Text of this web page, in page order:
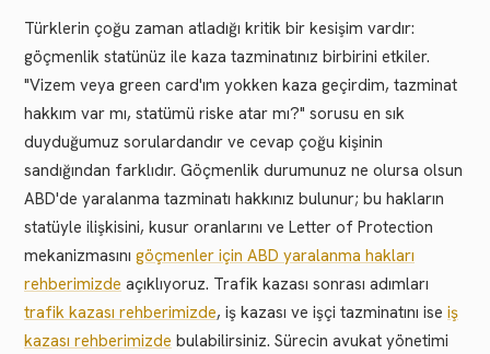
Türklerin çoğu zaman atladığı kritik bir kesişim vardır:
göçmenlik statünüz ile kaza tazminatınız birbirini etkiler.
"Vizem veya green card'ım yokken kaza geçirdim, tazminat
hakkım var mı, statümü riske atar mı?" sorusu en sık
duyduğumuz sorulardandır ve cevap çoğu kişinin
sandığından farklıdır. Göçmenlik durumunuz ne olursa olsun
ABD'de yaralanma tazminatı hakkınız bulunur; bu hakların
statüyle ilişkisini, kusur oranlarını ve Letter of Protection
mekanizmasını göçmenler için ABD yaralanma hakları
rehberimizde açıklıyoruz. Trafik kazası sonrası adımları
trafik kazası rehberimizde, iş kazası ve işçi tazminatını ise iş
kazası rehberimizde bulabilirsiniz. Sürecin avukat yönetimi